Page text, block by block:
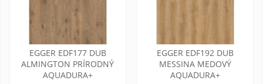
EGGER EDF177 DUB
ALMINGTON PRÍRODNÝ
AQUADURA+
EGGER EDF192 DUB
MESSINA MEDOVÝ
AQUADURA+